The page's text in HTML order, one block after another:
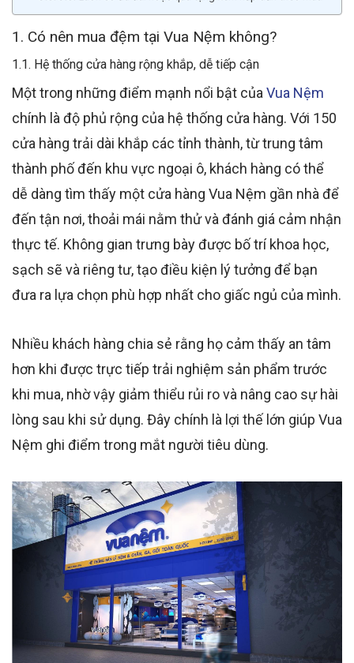
1. Có nên mua đệm tại Vua Nệm không?
1.1. Hệ thống cửa hàng rộng khắp, dễ tiếp cận
Một trong những điểm mạnh nổi bật của Vua Nệm
chính là độ phủ rộng của hệ thống cửa hàng. Với 150
cửa hàng trải dài khắp các tỉnh thành, từ trung tâm
thành phố đến khu vực ngoại ô, khách hàng có thể
dễ dàng tìm thấy một cửa hàng Vua Nệm gần nhà để
đến tận nơi, thoải mái nằm thử và đánh giá cảm nhận
thực tế. Không gian trưng bày được bố trí khoa học,
sạch sẽ và riêng tư, tạo điều kiện lý tưởng để bạn
đưa ra lựa chọn phù hợp nhất cho giấc ngủ của mình.
Nhiều khách hàng chia sẻ rằng họ cảm thấy an tâm
hơn khi được trực tiếp trải nghiệm sản phẩm trước
khi mua, nhờ vậy giảm thiểu rủi ro và nâng cao sự hài
lòng sau khi sử dụng. Đây chính là lợi thế lớn giúp Vua
Nệm ghi điểm trong mắt người tiêu dùng.